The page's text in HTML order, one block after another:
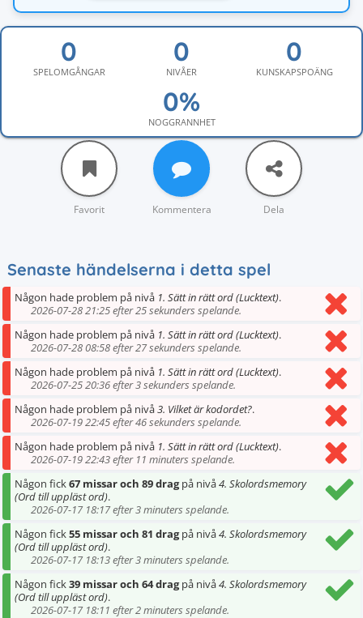
SPELOMGÅNGAR NIVÅER KUNSKAPSPOÄNG
NOGGRANNHET
Favorit Kommentera Dela
Senaste händelserna i detta spel
Någon hade problem på nivå 1. Sätt in rätt ord (Lucktext).
2026-07-28 21:25 efter 25 sekunders spelande.
Någon hade problem på nivå 1. Sätt in rätt ord (Lucktext).
2026-07-28 08:58 efter 27 sekunders spelande.
Någon hade problem på nivå 1. Sätt in rätt ord (Lucktext).
2026-07-25 20:36 efter 3 sekunders spelande.
Någon hade problem på nivå3. Vilket är kodordet?.
2026-07-19 22:45 efter 46 sekunders spelande.
Någon hade problem på nivå 1. Sätt in rätt ord (Lucktext).
2026-07-19 22:43 efter 11 minuters spelande.
Någon fick67 missar och 89 dragpå nivå4. Skolordsmemory
(Ord till uppläst ord).
2026-07-17 18:17 efter 3 minuters spelande.
Någon fick55 missar och 81 dragpå nivå4. Skolordsmemory
(Ord till uppläst ord).
2026-07-17 18:13 efter 3 minuters spelande.
Någon fick39 missar och 64 dragpå nivå4. Skolordsmemory
(Ord till uppläst ord).
2026-07-17 18:11 efter 2 minuters spelande.